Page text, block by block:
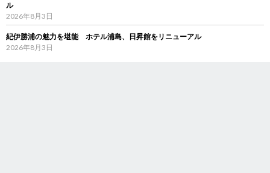
ル
2026年8月3日
紀伊勝浦の魅力を堪能 ホテル浦島、日昇館をリニューアル
2026年8月3日